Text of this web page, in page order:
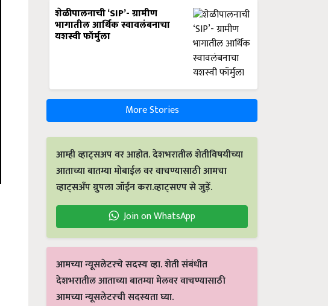
शेळीपालनाची ‘SIP’- ग्रामीण
भागातील आर्थिक स्वावलंबनाचा
यशस्वी फॉर्मुला
More Stories
आम्ही व्हाट्सअप वर आहोत. देशभरातील शेतीविषयीच्या
आताच्या बातम्या मोबाईल वर वाचण्यासाठी आमचा
व्हाट्सअँप ग्रुपला जॉईन करा.व्हाट्सएप से जुड़ें.
Join on WhatsApp
आमच्या न्यूसलेटरचे सदस्य व्हा. शेती संबंधीत
देशभरातील आताच्या बातम्या मेलवर वाचण्यासाठी
आमच्या न्यूसलेटरची सदस्यता घ्या.